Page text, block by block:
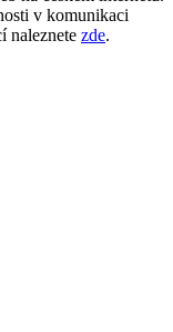
v komunikaci
naleznete zde.